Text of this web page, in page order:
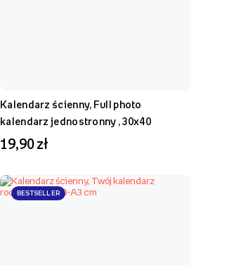
Kalendarz ścienny, Full photo
kalendarz jednostronny , 30x40
19,90 zł
BESTSELLER